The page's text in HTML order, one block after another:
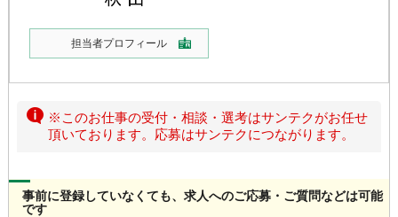
担当者プロフィール
※このお仕事の受付・相談・選考はサンテクがお任せ
頂いております。応募はサンテクにつながります。
事前に登録していなくても、求人へのご応募・ご質問などは可能
です